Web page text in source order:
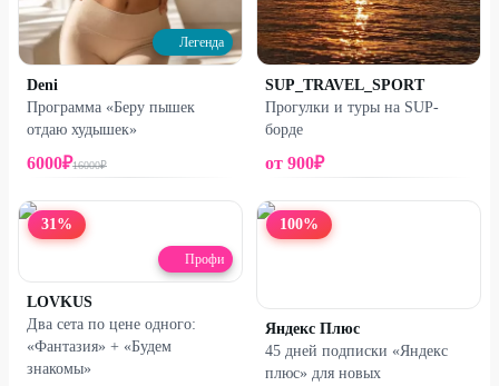
Легенда
Deni
Программа «Беру пышек
отдаю худышек»
6000₽16000₽
SUP_TRAVEL_SPORT
Прогулки и туры на SUP-
борде
от 900₽
31%
Профи
LOVKUS
Два сета по цене одного:
«Фантазия» + «Будем
знакомы»
100%
Яндекс Плюс
45 дней подписки «Яндекс
плюс» для новых